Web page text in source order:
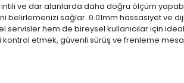
ve dar alanlarda daha doğru ölçüm
belirlemenizi sağlar. 0.01mm hassasiyet ve
hem de bireysel kullanıcılar için
etmek, güvenli sürüş ve frenleme